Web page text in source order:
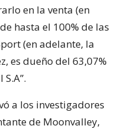
en la venta (en
hasta el 100% de las
(en adelante, la
es dueño del 63,07%
a los investigadores
de Moonvalley,